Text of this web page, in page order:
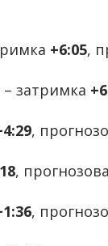
+6:05,
затримка
,
,
,